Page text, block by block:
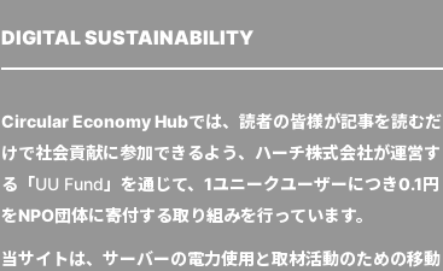
DIGITAL SUSTAINABILITY
Circular Economy Hubでは、読者の皆様が記事を読むだ
けで社会貢献に参加できるよう、ハーチ株式会社が運営す
る「UU Fund」を通じて、1ユニークユーザーにつき0.1円
をNPO団体に寄付する取り組みを行っています。
当サイトは、サーバーの電力使用と取材活動のための移動